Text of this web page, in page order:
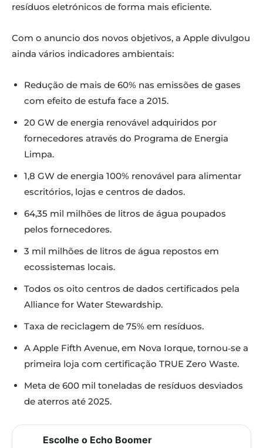
resíduos eletrónicos de forma mais eficiente.
Com o anuncio dos novos objetivos, a Apple divulgou
ainda vários indicadores ambientais:
Redução de mais de 60% nas emissões de gases
com efeito de estufa face a 2015.
20 GW de energia renovável adquiridos por
fornecedores através do Programa de Energia
Limpa.
1,8 GW de energia 100% renovável para alimentar
escritórios, lojas e centros de dados.
64,35 mil milhões de litros de água poupados
pelos fornecedores.
3 mil milhões de litros de água repostos em
ecossistemas locais.
Todos os oito centros de dados certificados pela
Alliance for Water Stewardship.
Taxa de reciclagem de 75% em resíduos.
A Apple Fifth Avenue, em Nova Iorque, tornou‑se a
primeira loja com certificação TRUE Zero Waste.
Meta de 600 mil toneladas de resíduos desviados
de aterros até 2025.
Escolhe o Echo Boomer